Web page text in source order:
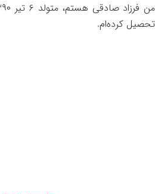
تحصیل کرده‌ام.